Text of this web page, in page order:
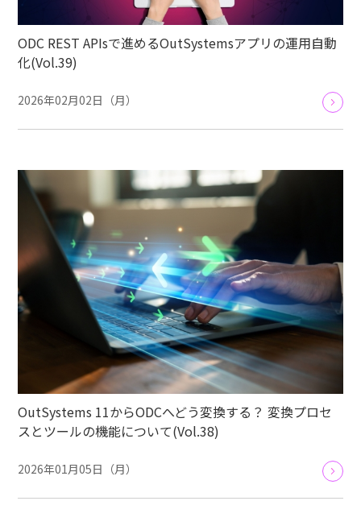
ODC REST APIsで進めるOutSystemsアプリの運用自動
化(Vol.39)
2026年02月02日（月）
OutSystems 11からODCへどう変換する？ 変換プロセ
スとツールの機能について(Vol.38)
2026年01月05日（月）